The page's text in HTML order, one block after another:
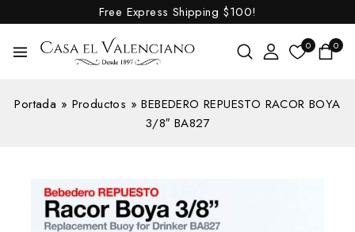
Free Express Shipping $100!
0 0
Portada » Productos »BEBEDERO REPUESTO RACOR BOYA
3/8″ BA827